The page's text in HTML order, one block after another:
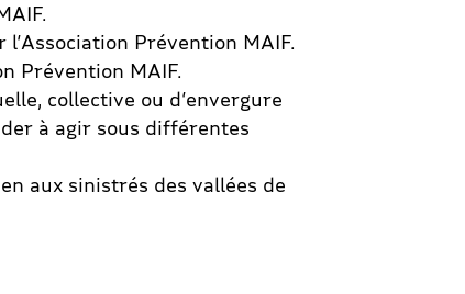
Prévention MAIF.
Prévention MAIF.
collective ou d’envergure
à agir sous différentes
aux sinistrés des vallées de